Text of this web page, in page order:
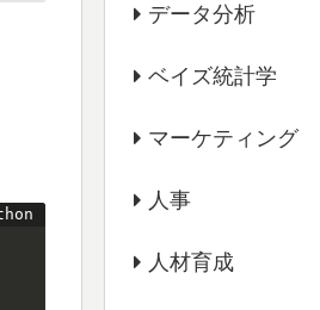
データ分析
ベイズ統計学
マーケティング
人事
人材育成